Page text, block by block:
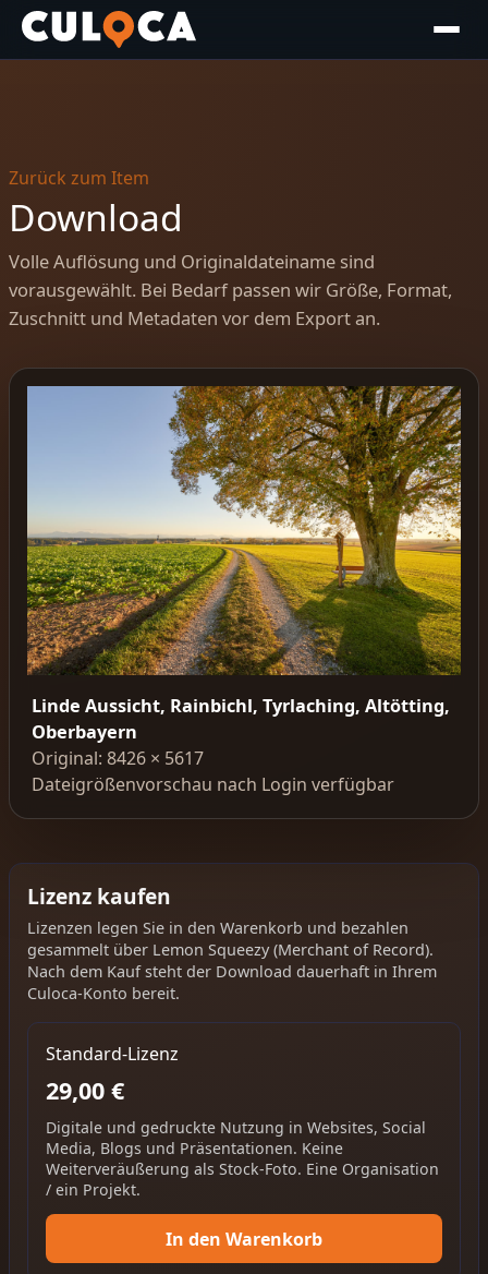
Zurück zum Item
Download
Volle Auflösung und Originaldateiname sind
vorausgewählt. Bei Bedarf passen wir Größe, Format,
Zuschnitt und Metadaten vor dem Export an.
Linde Aussicht, Rainbichl, Tyrlaching, Altötting,
Oberbayern
Original: 8426 × 5617
Dateigrößenvorschau nach Login verfügbar
Lizenz kaufen
Lizenzen legen Sie in den Warenkorb und bezahlen
gesammelt über Lemon Squeezy (Merchant of Record).
Nach dem Kauf steht der Download dauerhaft in Ihrem
Culoca-Konto bereit.
Standard-Lizenz
29,00 €
Digitale und gedruckte Nutzung in Websites, Social
Media, Blogs und Präsentationen. Keine
Weiterveräußerung als Stock-Foto. Eine Organisation
/ ein Projekt.
In den Warenkorb